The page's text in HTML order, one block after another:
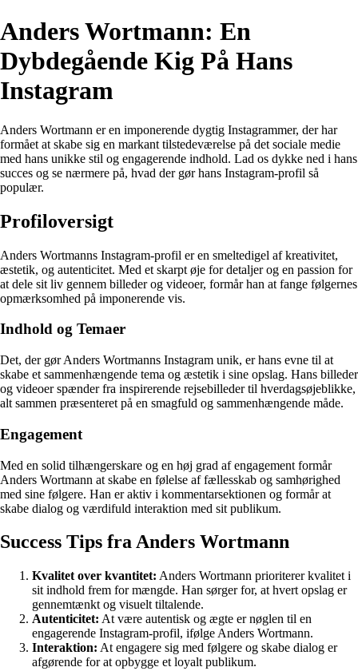
Anders Wortmann: En
Dybdegående Kig På Hans
Instagram
Anders Wortmann er en imponerende dygtig Instagrammer, der har
formået at skabe sig en markant tilstedeværelse på det sociale medie
med hans unikke stil og engagerende indhold. Lad os dykke ned i hans
succes og se nærmere på, hvad der gør hans Instagram-profil så
populær.
Profiloversigt
Anders Wortmanns Instagram-profil er en smeltedigel af kreativitet,
æstetik, og autenticitet. Med et skarpt øje for detaljer og en passion for
at dele sit liv gennem billeder og videoer, formår han at fange følgernes
opmærksomhed på imponerende vis.
Indhold og Temaer
Det, der gør Anders Wortmanns Instagram unik, er hans evne til at
skabe et sammenhængende tema og æstetik i sine opslag. Hans billeder
og videoer spænder fra inspirerende rejsebilleder til hverdagsøjeblikke,
alt sammen præsenteret på en smagfuld og sammenhængende måde.
Engagement
Med en solid tilhængerskare og en høj grad af engagement formår
Anders Wortmann at skabe en følelse af fællesskab og samhørighed
med sine følgere. Han er aktiv i kommentarsektionen og formår at
skabe dialog og værdifuld interaktion med sit publikum.
Success Tips fra Anders Wortmann
Kvalitet over kvantitet: Anders Wortmann prioriterer kvalitet i
sit indhold frem for mængde. Han sørger for, at hvert opslag er
gennemtænkt og visuelt tiltalende.
Autenticitet: At være autentisk og ægte er nøglen til en
engagerende Instagram-profil, ifølge Anders Wortmann.
Interaktion: At engagere sig med følgere og skabe dialog er
afgørende for at opbygge et loyalt publikum.